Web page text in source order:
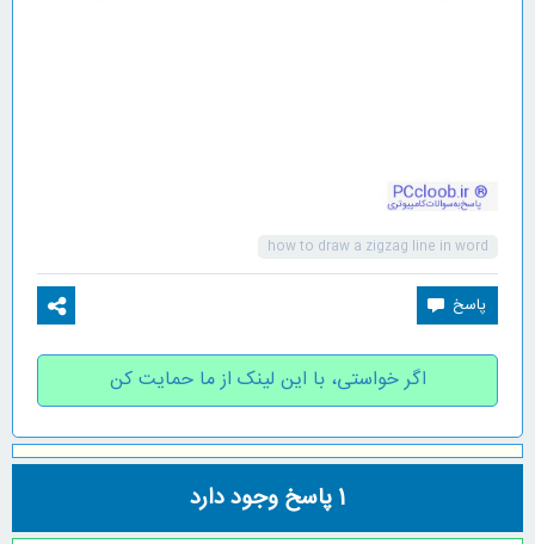
how to draw a zigzag line in word
اگر خواستی، با این لینک از ما حمایت کن
1پاسخ وجود دارد